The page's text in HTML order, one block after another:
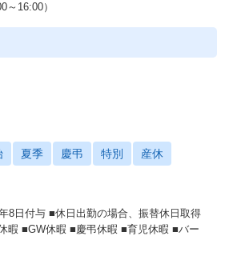
～16:00）
夏季 慶弔 特別 産休
8日付与 ■休日出勤の場合、振替休日取得
暇 ■GW休暇 ■慶弔休暇 ■育児休暇 ■バー